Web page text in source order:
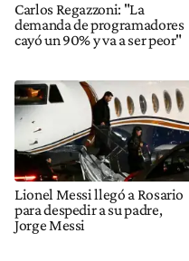
Carlos Regazzoni: "La
demanda de programadores
cayó un 90% y va a ser peor"
Lionel Messi llegó a Rosario
para despedir a su padre,
Jorge Messi